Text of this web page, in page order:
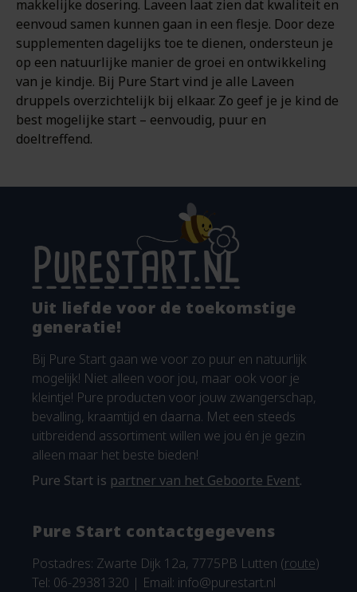
makkelijke dosering. Laveen laat zien dat kwaliteit en
eenvoud samen kunnen gaan in een flesje. Door deze
supplementen dagelijks toe te dienen, ondersteun je
op een natuurlijke manier de groei en ontwikkeling
van je kindje. Bij Pure Start vind je alle Laveen
druppels overzichtelijk bij elkaar. Zo geef je je kind de
best mogelijke start – eenvoudig, puur en
doeltreffend.
Uit liefde voor de toekomstige
generatie!
Bij Pure Start gaan we voor zo puur en natuurlijk
mogelijk! Niet alleen voor jou, maar ook voor je
kleintje! Pure producten voor jouw zwangerschap,
bevalling, kraamtijd en daarna. Met een steeds
uitbreidend assortiment willen we jou én je gezin
alleen maar het beste bieden!
Pure Start is partner van het Geboorte Event.
Pure Start contactgegevens
Postadres: Zwarte Dijk 12a, 7775PB Lutten (route)
Tel: 06-29381320 | Email: info@purestart.nl